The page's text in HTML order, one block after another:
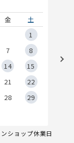
金
土
1
7
8
14
15
21
22
28
29
ショップ休業日